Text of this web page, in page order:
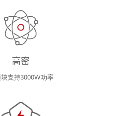
高密
支持3000W功率